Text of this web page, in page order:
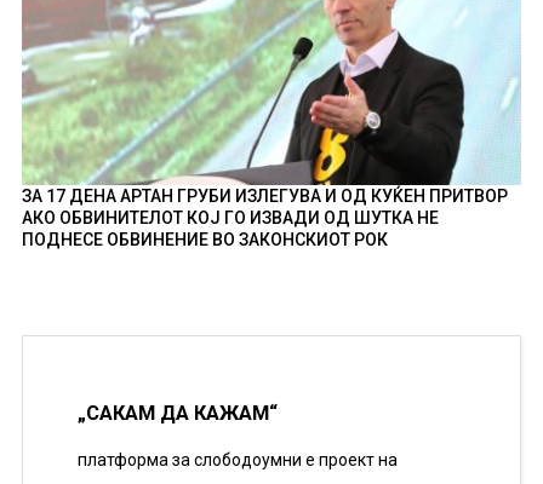
ЗА 17 ДЕНА АРТАН ГРУБИ ИЗЛЕГУВА И ОД КУЌЕН ПРИТВОР
АКО ОБВИНИТЕЛОТ КОЈ ГО ИЗВАДИ ОД ШУТКА НЕ
ПОДНЕСЕ ОБВИНЕНИЕ ВО ЗАКОНСКИОТ РОК
„САКАМ ДА КАЖАМ“
платформа за слободоумни е проект на